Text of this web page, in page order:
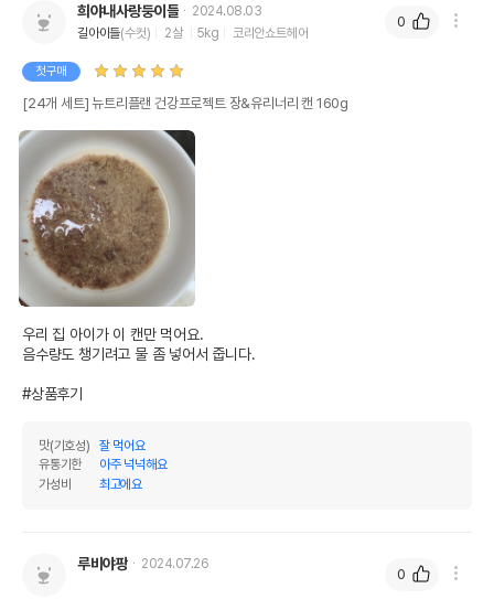
희야내사랑둥이들
2024.08.03
길아이들(수컷) 2살 5kg 코리안쇼트헤어
첫구매
[24개 세트] 뉴트리플랜 건강프로젝트 장&유리너리 캔 160g
우리 집 아이가 이 캔만 먹어요.
음수량도 챙기려고 물 좀 넣어서 줍니다.
#상품후기
맛(기호성)
잘 먹어요
유통기한
아주 넉넉해요
가성비
최고에요
0
루비야팡 2024.07.26
0